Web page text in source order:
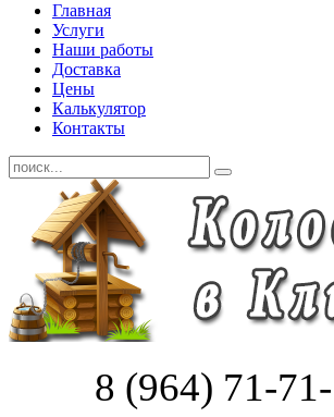
Главная
Услуги
Наши работы
Доставка
Цены
Калькулятор
Контакты
8 (964) 71-